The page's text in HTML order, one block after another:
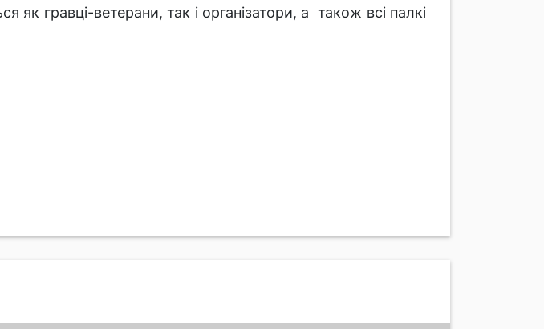
гравці-ветерани, так і організатори, а також всі палкі